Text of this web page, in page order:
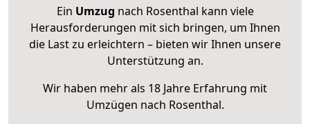
Ein Umzug nach Rosenthal kann viele
Herausforderungen mit sich bringen, um Ihnen
die Last zu erleichtern – bieten wir Ihnen unsere
Unterstützung an.
Wir haben mehr als 18 Jahre Erfahrung mit
Umzügen nach Rosenthal.